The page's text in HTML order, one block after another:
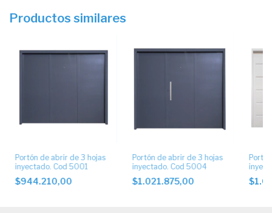
Productos similares
Portón de abrir de 3 hojas
inyectado. Cod 5001
$944.210,00
Portón de abrir de 3 hojas
inyectado. Cod 5004
$1.021.875,00